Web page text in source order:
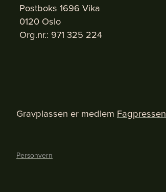
Postboks 1696 Vika
0120 Oslo
Org.nr.: 971 325 224
Gravplassen er medlem Fagpressen
Personvern